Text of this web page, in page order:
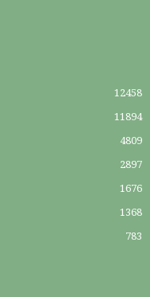
12458
11894
4809
2897
1676
1368
783